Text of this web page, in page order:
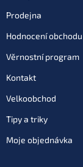
Prodejna
Hodnocení obchodu
Věrnostní program
Kontakt
Velkoobchod
Tipy a triky
Moje objednávka